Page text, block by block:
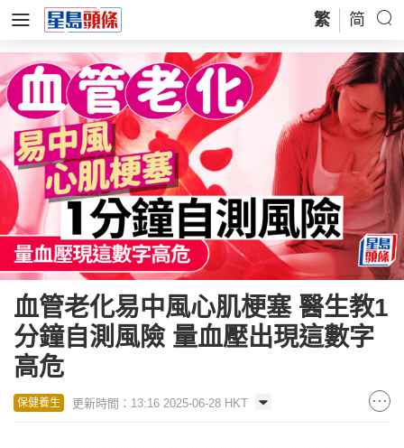
繁 简
血管老化易中風心肌梗塞 醫生教1
分鐘自測風險 量血壓出現這數字
高危
保健養生 更新時間：13:16 2025-06-28 HKT